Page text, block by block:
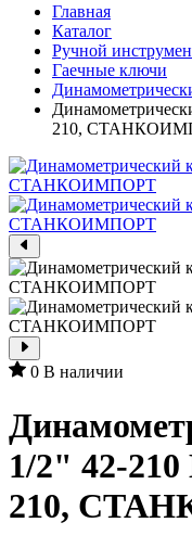
Главная
Каталог
Ручной
Гаечные ключи
210,
0 В наличии
1/2" 42-
210,